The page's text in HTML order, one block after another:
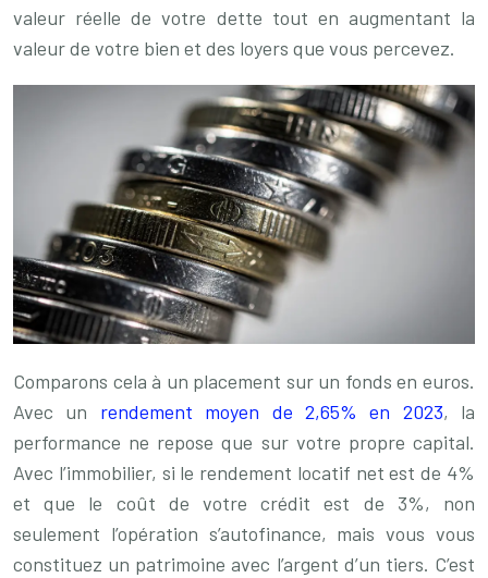
valeur réelle de votre dette tout en augmentant la
valeur de votre bien et des loyers que vous percevez.
Comparons cela à un placement sur un fonds en euros.
Avec un rendement moyen de 2,65% en 2023, la
performance ne repose que sur votre propre capital.
Avec l’immobilier, si le rendement locatif net est de 4%
et que le coût de votre crédit est de 3%, non
seulement l’opération s’autofinance, mais vous vous
constituez un patrimoine avec l’argent d’un tiers. C’est